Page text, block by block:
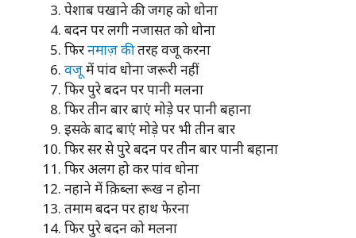
पेशाब पखाने की जगह को धोना
बदन पर लगी नजासत को धोना
फिरनमाज़ कीतरह वजू करना
वजूमें पांव धोना जरूरी नहीं
फिर पुरे बदन पर पानी मलना
फिर तीन बार बाएं मोड़े पर पानी बहाना
इसके बाद बाएं मोड़े पर भी तीन बार
फिर सर से पुरे बदन पर तीन बार पानी बहाना
फिर अलग हो कर पांव धोना
नहाने में क़िब्ला रूख न होना
तमाम बदन पर हाथ फेरना
फिर पुरे बदन को मलना